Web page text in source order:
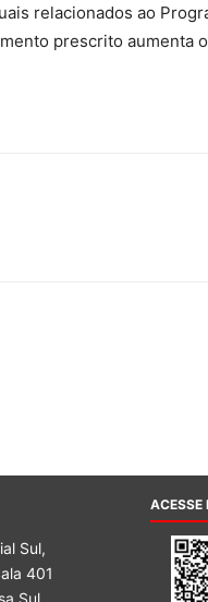
relacionados ao
prescrito aumenta
Sul,
401
Sul
ACESSE